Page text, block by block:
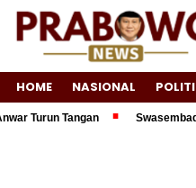
HOME NASIONAL
Tangan Swasembada